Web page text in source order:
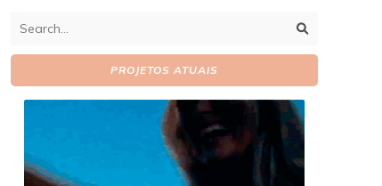
PROJETOS ATUAIS